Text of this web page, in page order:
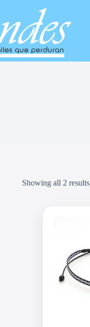
Showing all 2 results